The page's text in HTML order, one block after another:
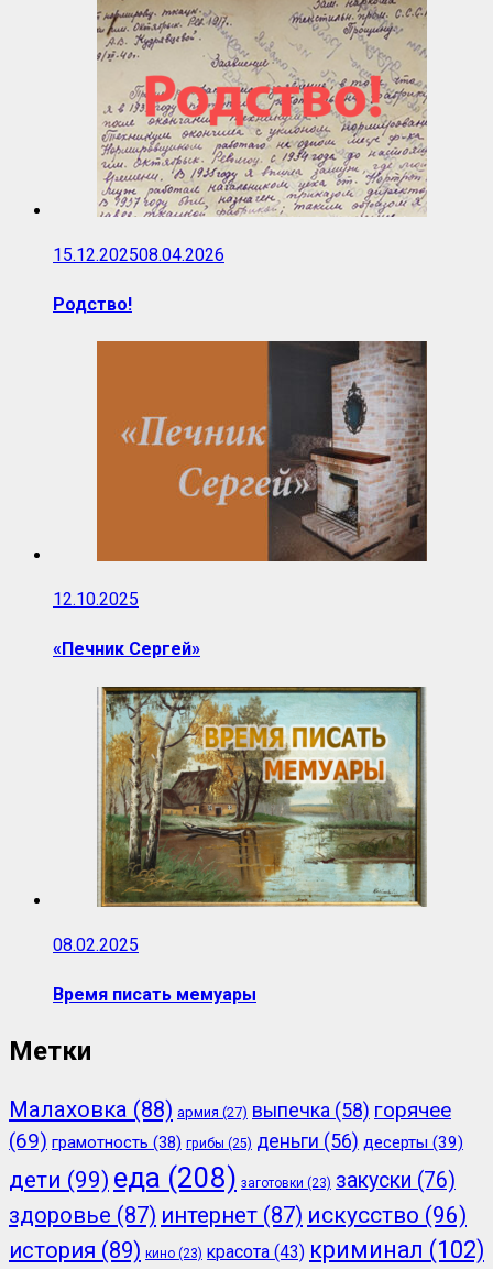
15.12.202508.04.2026
Родство!
12.10.2025
«Печник Сергей»
08.02.2025
Время писать мемуары
Метки
Малаховка (88) армия (27) выпечка (58) горячее
(69) грамотность (38) грибы (25) деньги (56) десерты (39)
дети (99) еда (208) заготовки (23) закуски (76)
здоровье (87) интернет (87) искусство (96)
история (89) кино (23) красота (43) криминал (102)